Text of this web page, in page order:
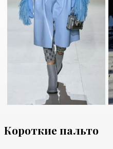
Короткие пальто